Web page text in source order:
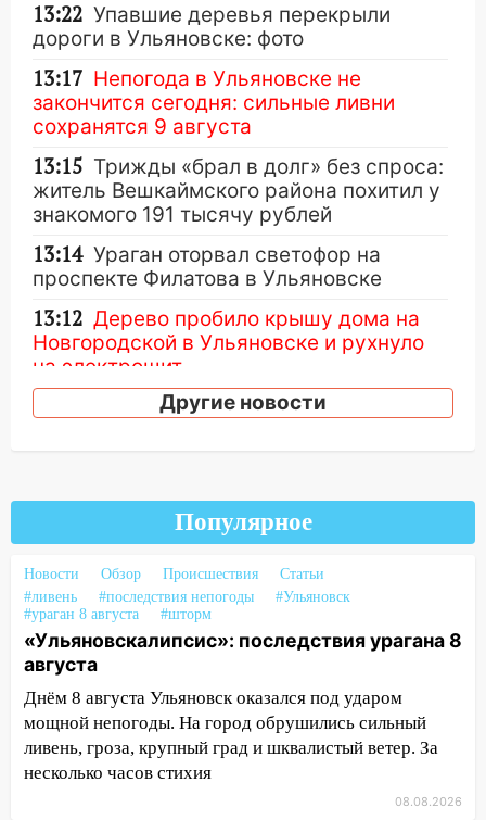
13:22 Упавшие деревья перекрыли
дороги в Ульяновске: фото
13:17 Непогода в Ульяновске не
закончится сегодня: сильные ливни
сохранятся 9 августа
13:15 Трижды «брал в долг» без спроса:
житель Вешкаймского района похитил у
знакомого 191 тысячу рублей
13:14 Ураган оторвал светофор на
проспекте Филатова в Ульяновске
13:12 Дерево пробило крышу дома на
Новгородской в Ульяновске и рухнуло
на электрощит
13:10
В Заволжском районе дерево
сорванные крыши, поваленные деревья,
затопленные улицы и остановившиеся
трамваи
12:17
Ульяновск накрыл крупный град:
после ливня город снова уходит под
воду
12:12 Прокуратура взяла на контроль
ДТП с шестилетним ребёнком на улице
Федерации
12:01 Пьяная женщина сбила
шестилетнего ребёнка на улице
Федерации: возбуждено уголовное дело
Другие новости
Популярное
Новости Обзор Происшествия
Статьи
#ливень
#последствия непогоды
#Ульяновск
#ураган 8 августа
#шторм
«Ульяновскалипсис»: последствия урагана 8
августа
Днём 8 августа Ульяновск оказался под ударом
мощной непогоды. На город обрушились сильный
ливень, гроза, крупный град и шквалистый ветер. За
несколько часов стихия
08.08.2026